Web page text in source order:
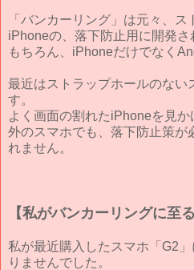
「バンカーリング」は元々、
iPhoneの、落下防止用に開発さ
もちろん、iPhoneだけでなく
最近はストラップホールのない
す。
よく画面の割れたiPhoneを見
外のスマホでも、落下防止策が
れません。
【私がバンカーリングに至
私が最近購入したスマホ「G2
りませんでした。